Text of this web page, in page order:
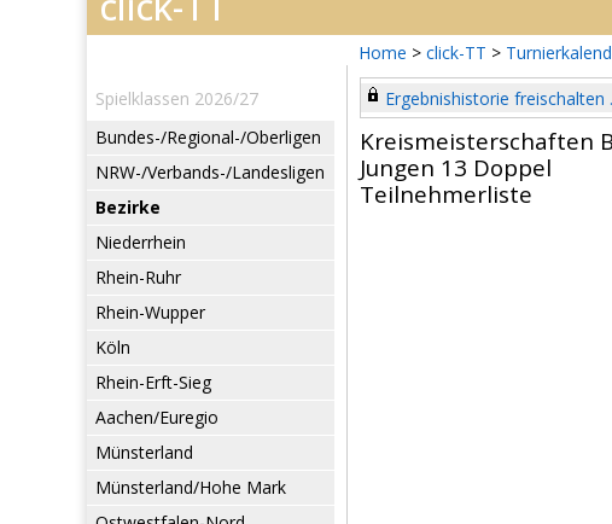
Home > click-TT >
Spielklassen 2026/27
Bundes-/Regional-/Oberligen
NRW-/Verbands-/Landesligen
Bezirke
Niederrhein
Rhein-Ruhr
Rhein-Wupper
Köln
Rhein-Erft-Sieg
Aachen/Euregio
Münsterland
Münsterland/Hohe Mark
Ergebnishistorie freischalten
Kreismeisterschaften
Jungen 13 Doppel
Teilnehmerliste